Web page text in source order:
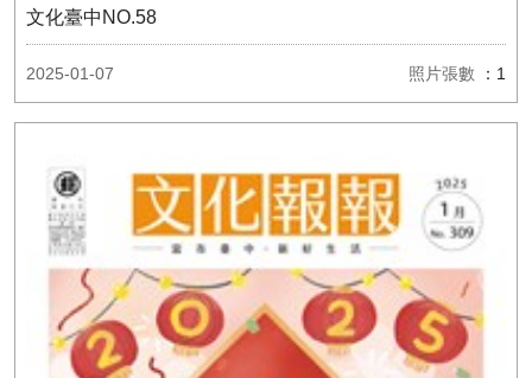
文化臺中NO.58
2025-01-07 照片張數 ：1